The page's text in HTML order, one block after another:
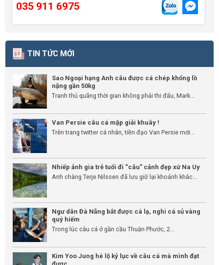
035 911 6975
TIN TỨC MỚI
Sao Ngoại hạng Anh câu được cá chép khổng lồ
nặng gần 50kg
Tranh thủ quãng thời gian không phải thi đấu, Mark...
Van Persie câu cá mập giải khuây !
Trên trang twitter cá nhân, tiền đạo Van Persie mới...
Nhiếp ảnh gia trẻ tuổi đi “câu” cảnh đẹp xứ Na Uy
Anh chàng Terje Nilssen đã lưu giữ lại khoảnh khắc...
Ngư dân Đà Nẵng bắt được cá lạ, nghi cá sủ vàng
quý hiếm
Trong lúc câu cá ở gần cầu Thuận Phước, 2...
Kim Yoo Jung hé lộ kỷ lục về câu cá mà mình đạt